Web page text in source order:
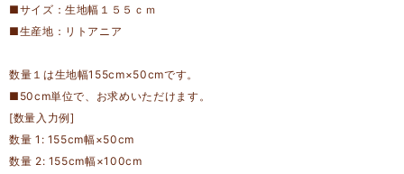
■サイズ：生地幅１５５ｃｍ
■生産地：リトアニア
数量１は生地幅155cm×50cmです。
■50cm単位で、お求めいただけます。
[数量入力例]
数量 1: 155cm幅×50cm
数量 2: 155cm幅×100cm